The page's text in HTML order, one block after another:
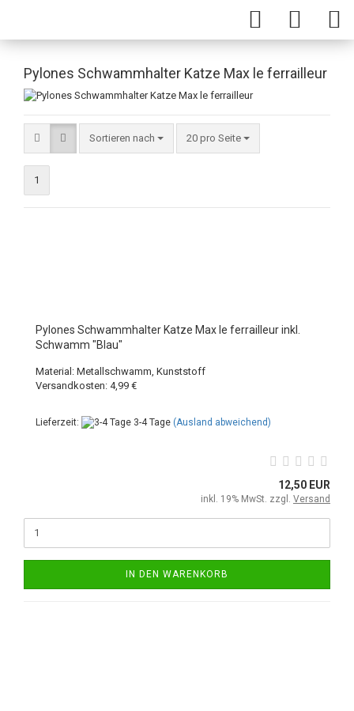
Pylones Schwammhalter Katze Max le ferrailleur
Sortieren nach 20 pro Seite
1
Pylones Schwammhalter Katze Max le ferrailleur inkl.
Schwamm "Blau"
Material: Metallschwamm, Kunststoff
Versandkosten: 4,99 €
Lieferzeit: 3-4 Tage (Ausland abweichend)
12,50 EUR
inkl. 19% MwSt. zzgl. Versand
IN DEN WARENKORB